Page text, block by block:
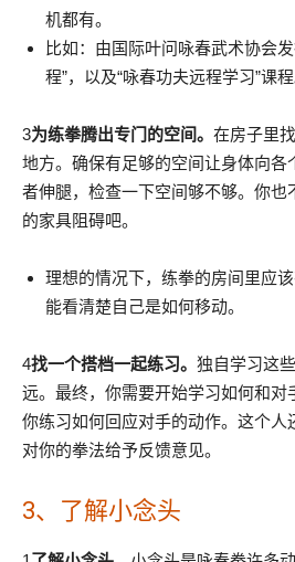
机都有。
比如：由国际叶问咏春武术协会
程”，以及“咏春功夫远程学习”课程
3为练拳腾出专门的空间。 在房子里
地方。确保有足够的空间让身体向各
者伸腿，检查一下空间够不够。你也
的家具阻碍吧。
理想的情况下，练拳的房间里应
能看清楚自己是如何移动。
4找一个搭档一起练习。 独自学习这
远。最终，你需要开始学习如何和对
你练习如何回应对手的动作。这个人
对你的拳法给予反馈意见。
3、了解小念头